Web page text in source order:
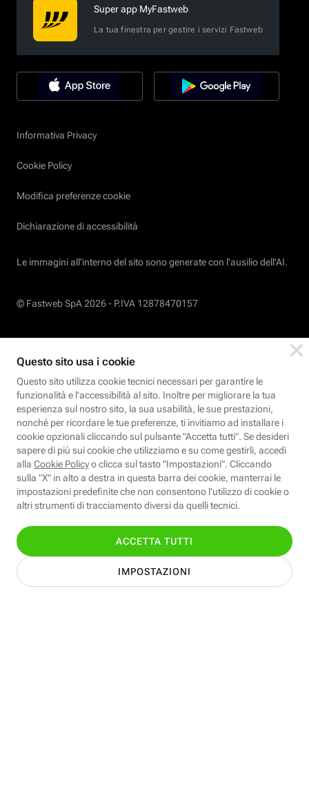
Super app MyFastweb
La tua finestra per gestire i servizi Fastweb
Informativa Privacy
Cookie Policy
Modifica preferenze cookie
Dichiarazione di accessibilità
Le immagini all’interno del sito sono generate con l'ausilio dell'AI.
© Fastweb SpA 2026 - P.IVA 12878470157